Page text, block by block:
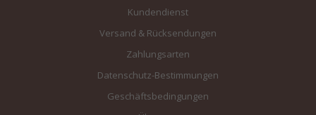
Kundendienst
Versand & Rücksendungen
Zahlungsarten
Datenschutz-Bestimmungen
Geschäftsbedingungen